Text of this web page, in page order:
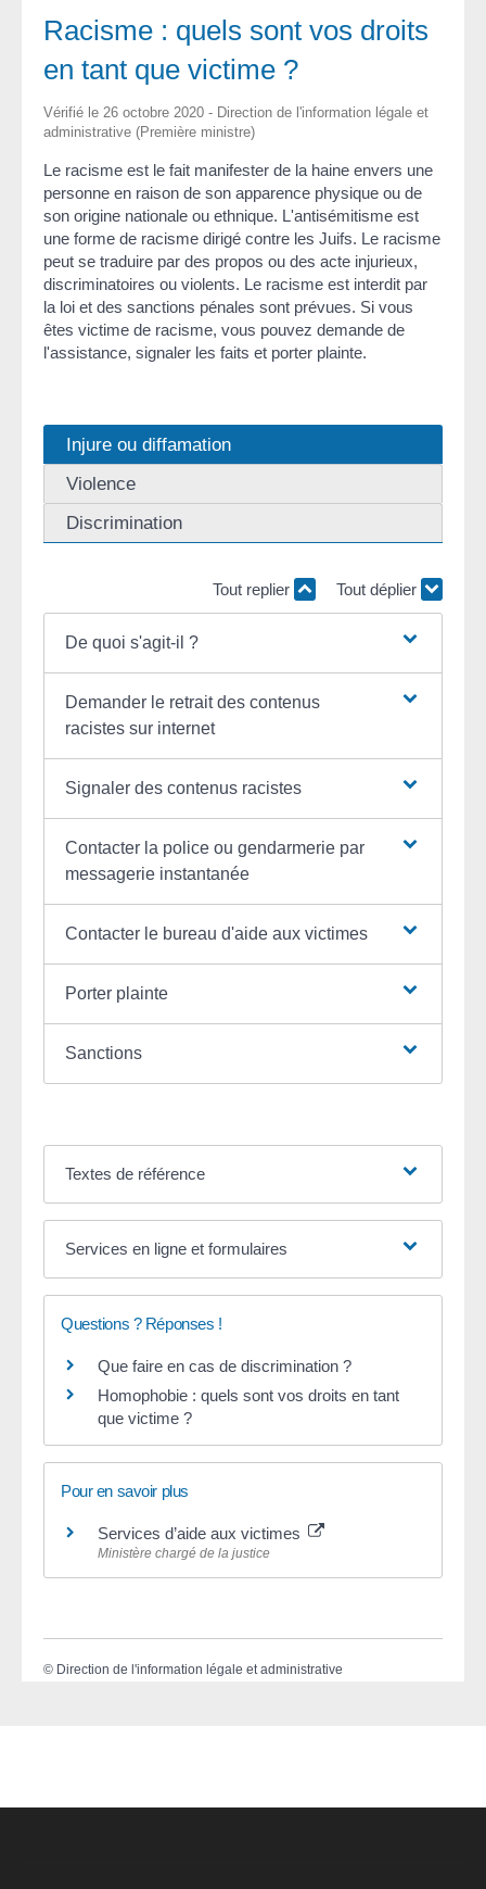
Racisme : quels sont vos droits
en tant que victime ?
Vérifié le 26 octobre 2020 - Direction de l'information légale et
administrative (Première ministre)
Le racisme est le fait manifester de la haine envers une
personne en raison de son apparence physique ou de
son origine nationale ou ethnique. L'antisémitisme est
une forme de racisme dirigé contre les Juifs. Le racisme
peut se traduire par des propos ou des acte injurieux,
discriminatoires ou violents. Le racisme est interdit par
la loi et des sanctions pénales sont prévues. Si vous
êtes victime de racisme, vous pouvez demande de
l'assistance, signaler les faits et porter plainte.
Injure ou diffamation
Violence
Discrimination
Tout replier Tout déplier
De quoi s'agit-il ?
Demander le retrait des contenus
racistes sur internet
Signaler des contenus racistes
Contacter la police ou gendarmerie par
messagerie instantanée
Contacter le bureau d'aide aux victimes
Porter plainte
Sanctions
Textes de référence
Services en ligne et formulaires
Questions ? Réponses !
Que faire en cas de discrimination ?
Homophobie : quels sont vos droits en tant
que victime ?
Pour en savoir plus
Services d’aide aux victimes
Ministère chargé de la justice
© Direction de l'information légale et administrative